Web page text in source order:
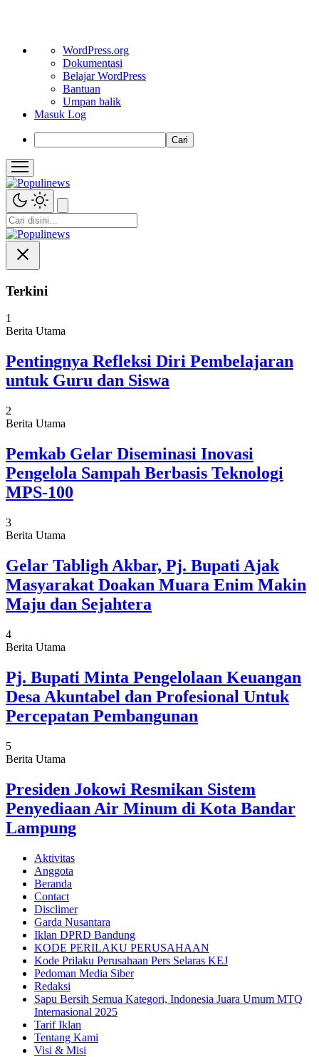
Tentang
WordPress
WordPress.org
Dokumentasi
Belajar WordPress
Bantuan
Umpan balik
Masuk Log
Cari
Terkini
1
Berita Utama
Pentingnya Refleksi Diri Pembelajaran
untuk Guru dan Siswa
2
Berita Utama
Pemkab Gelar Diseminasi Inovasi
Pengelola Sampah Berbasis Teknologi
MPS-100
3
Berita Utama
Gelar Tabligh Akbar, Pj. Bupati Ajak
Masyarakat Doakan Muara Enim Makin
Maju dan Sejahtera
4
Berita Utama
Pj. Bupati Minta Pengelolaan Keuangan
Desa Akuntabel dan Profesional Untuk
Percepatan Pembangunan
5
Berita Utama
Presiden Jokowi Resmikan Sistem
Penyediaan Air Minum di Kota Bandar
Lampung
Aktivitas
Anggota
Beranda
Contact
Disclimer
Garda Nusantara
Iklan DPRD Bandung
KODE PERILAKU PERUSAHAAN
Kode Prilaku Perusahaan Pers Selaras KEJ
Pedoman Media Siber
Redaksi
Sapu Bersih Semua Kategori, Indonesia Juara Umum MTQ
Internasional 2025
Tarif Iklan
Tentang Kami
Visi & Misi